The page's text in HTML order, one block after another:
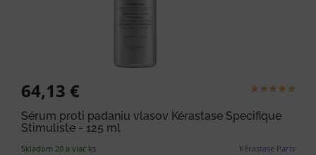
64,13 €
Sérum proti padaniu vlasov Kérastase Specifique
Stimuliste - 125 ml
Kérastase Paris
Skladom 20 a viac ks